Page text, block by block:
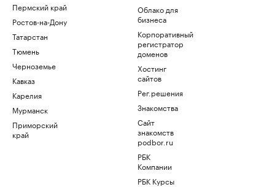
Пермский край
Ростов-на-Дону
Татарстан
Тюмень
Черноземье
Кавказ
Карелия
Мурманск
Приморский
край
Облако для
бизнеса
Корпоративный
регистратор
доменов
Хостинг
сайтов
Рег.решения
Знакомства
Сайт
знакомств
podbor.ru
РБК
Компании
РБК Курсы